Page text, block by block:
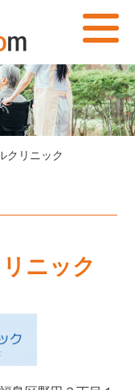
クリニック
ニック